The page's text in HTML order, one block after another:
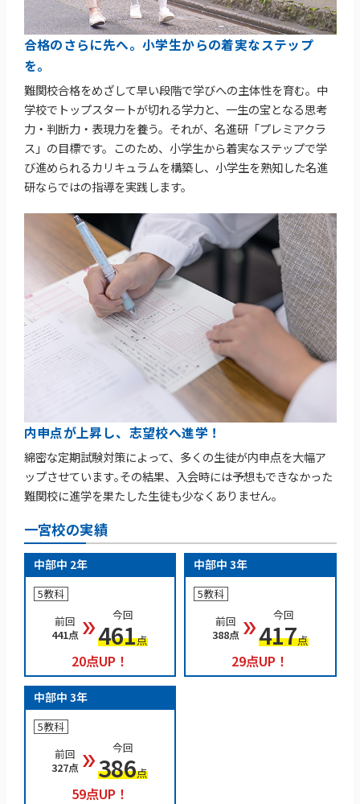
合格のさらに先へ。小学生からの着実なステップ
を。
難関校合格をめざして早い段階で学びへの主体性を育む。中
学校でトップスタートが切れる学力と、一生の宝となる思考
力・判断力・表現力を養う。それが、名進研「プレミアクラ
ス」の目標です。このため、小学生から着実なステップで学
び進められるカリキュラムを構築し、小学生を熟知した名進
研ならではの指導を実践します。
内申点が上昇し、志望校へ進学！
綿密な定期試験対策によって、多くの生徒が内申点を大幅ア
ップさせています｡その結果、入会時には予想もできなかった
難関校に進学を果たした生徒も少なくありません。
一宮校の実績
中部中 2年
5教科
前回
441点 double_arrow
今回
461点
20点UP！
中部中 3年
5教科
前回
388点 double_arrow
今回
417点
29点UP！
中部中 3年
5教科
前回
327点 double_arrow
今回
386点
59点UP！